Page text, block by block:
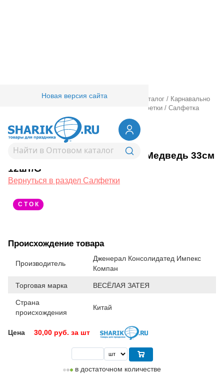
Новая версия сайта
Товары для праздника/ Оптовый каталог / Карнавально
Салфетки / Салфетка
Маша и Медведь 33см 12шт/G
1502-1842Салфетка Маша и Медведь 33см
12шт/G
Вернуться в раздел Салфетки
С Т О К
Происхождение товара
Производитель
Дженерал Консолидатед Импекс
Компан
Торговая марка ВЕСЁЛАЯ ЗАТЕЯ
Страна
происхождения
Китай
Цена 30,00 руб. за шт
в достаточном количестве